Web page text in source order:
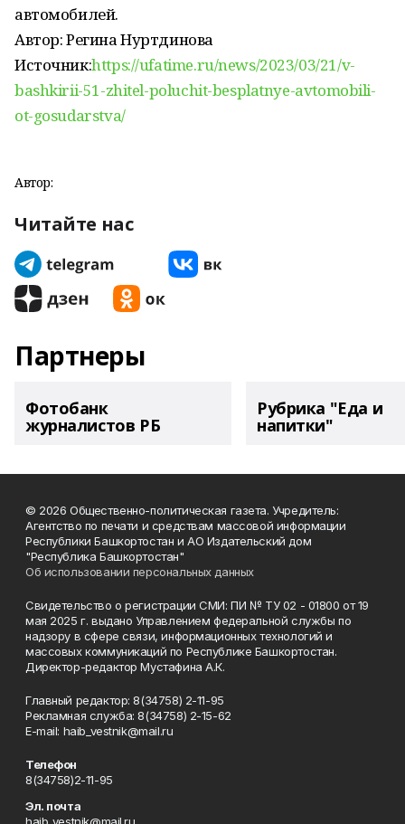
автомобилей.
Автор: Регина Нуртдинова
Источник:https://ufatime.ru/news/2023/03/21/v-
bashkirii-51-zhitel-poluchit-besplatnye-avtomobili-
ot-gosudarstva/
Автор:
Читайте нас
Партнеры
Фотобанк
журналистов РБ
Рубрика "Еда и
напитки"
© 2026 Общественно-политическая газета. Учредитель:
Агентство по печати и средствам массовой информации
Республики Башкортостан и АО Издательский дом
"Республика Башкортостан"
Об использовании персональных данных
Свидетельство о регистрации СМИ: ПИ № ТУ 02 - 01800 от 19
мая 2025 г. выдано Управлением федеральной службы по
надзору в сфере связи, информационных технологий и
массовых коммуникаций по Республике Башкортостан.
Директор-редактор Мустафина А.К.
Главный редактор: 8(34758) 2-11-95
Рекламная служба: 8(34758) 2-15-62
Е-mаil: haib_vestnik@mail.ru
Телефон
8(34758)2-11-95
Эл. почта